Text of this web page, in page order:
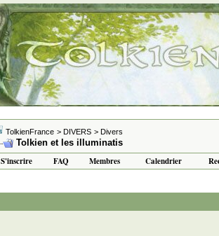
TolkienFrance > DIVERS > Divers
Tolkien et les illuminatis
S'inscrire FAQ Membres Calendrier